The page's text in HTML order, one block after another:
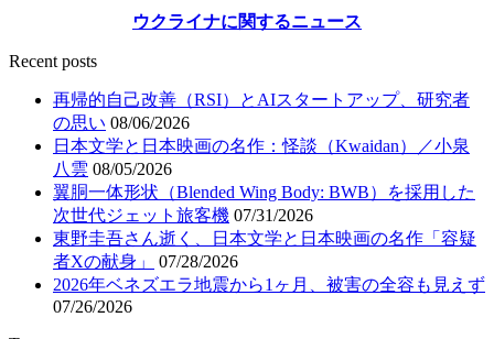
ウクライナに関するニュース
Recent posts
再帰的自己改善（RSI）とAIスタートアップ、研究者
の思い 08/06/2026
日本文学と日本映画の名作：怪談（Kwaidan）／小泉
八雲 08/05/2026
翼胴一体形状（Blended Wing Body: BWB）を採用した
次世代ジェット旅客機 07/31/2026
東野圭吾さん逝く、日本文学と日本映画の名作「容疑
者Xの献身」
07/28/2026
2026年ベネズエラ地震から1ヶ月、被害の全容も見えず
07/26/2026